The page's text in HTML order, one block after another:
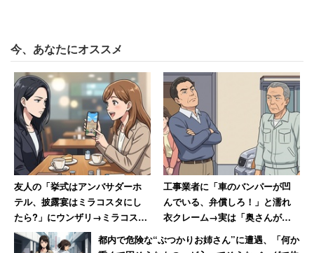
今、あなたにオススメ
友人の「挙式はアンバサダーホ
テル、披露宴はミラコスタにし
たら?」にウンザリ→ミラコスタ
で挙式も「呼んでません」と絶
縁した女性
工事業者に「車のバンパーが凹
んでいる、弁償しろ！」と濡れ
衣クレーム→実は「奥さんが買
い物に出てぶつけた」、真相判
明も謝罪なし
都内で危険な“ぶつかりお姉さん”に遭遇、「何か